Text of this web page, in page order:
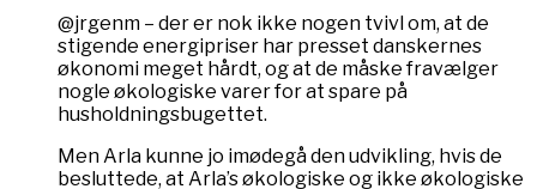
@jrgenm – der er nok ikke nogen tvivl om, at de
stigende energipriser har presset danskernes
økonomi meget hårdt, og at de måske fravælger
nogle økologiske varer for at spare på
husholdningsbugettet.
Men Arla kunne jo imødegå den udvikling, hvis de
besluttede, at Arla’s økologiske og ikke økologiske